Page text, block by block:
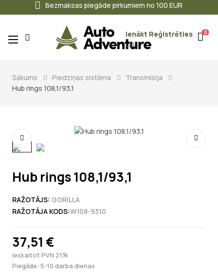
Bezmaksas piegāde pirkumiem no 100 EUR
Ienākt
vai
Reģistrēties 0
Toggle
navigation
☰
Sākums Piedziņas sistēma
Transmisija
Hub rings 108,1/93,1
Hub rings 108,1/93,1
RAŽOTĀJS: GORILLA
RAŽOTĀJA KODS:W108-9310
37,51 €
ieskaitot PVN 21%
Piegāde: 5-10 darba dienas